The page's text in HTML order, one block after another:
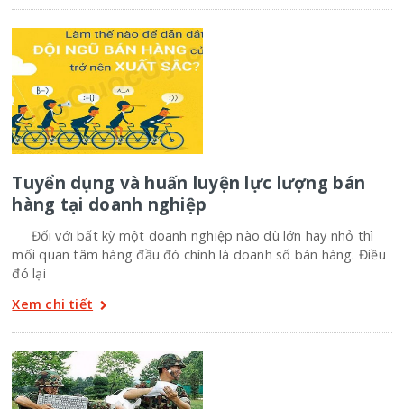
Tuyển dụng và huấn luyện lực lượng bán
hàng tại doanh nghiệp
Đối với bất kỳ một doanh nghiệp nào dù lớn hay nhỏ thì
mối quan tâm hàng đầu đó chính là doanh số bán hàng. Điều
đó lại
Xem chi tiết